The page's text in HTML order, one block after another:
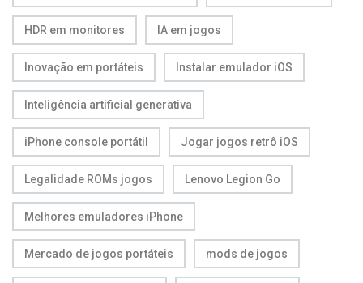
HDR em monitores IA em jogos
Inovação em portáteis Instalar emulador iOS
Inteligência artificial generativa
iPhone console portátil Jogar jogos retrô iOS
Legalidade ROMs jogos Lenovo Legion Go
Melhores emuladores iPhone
Mercado de jogos portáteis mods de jogos